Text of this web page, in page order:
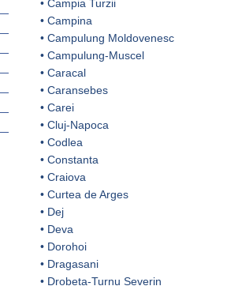
• Campia Turzii
• Campina
• Campulung Moldovenesc
• Campulung-Muscel
• Caracal
• Caransebes
• Carei
• Cluj-Napoca
• Codlea
• Constanta
• Craiova
• Curtea de Arges
• Dej
• Deva
• Dorohoi
• Dragasani
• Drobeta-Turnu Severin